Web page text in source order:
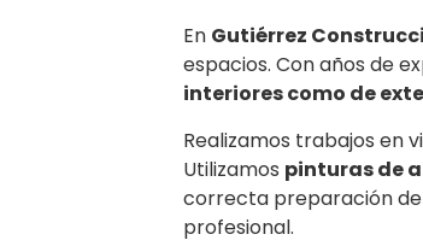
En Gutiérrez
espacios. Con años de
interiores como de
Realizamos trabajos en
Utilizamos pinturas de
correcta preparación de
profesional.